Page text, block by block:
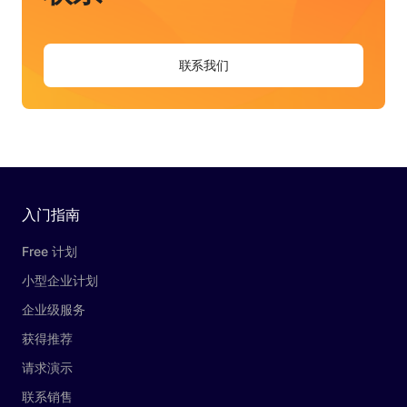
联系我们
入门指南
Free 计划
小型企业计划
企业级服务
获得推荐
请求演示
联系销售